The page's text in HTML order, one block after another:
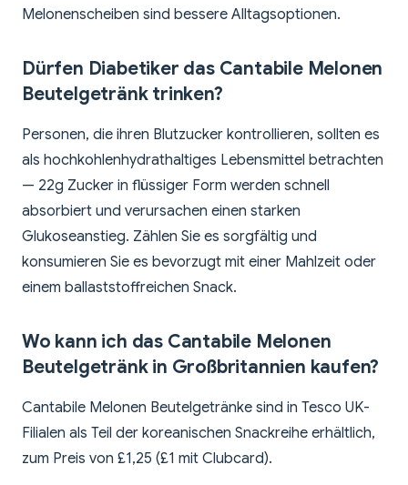
Melonenscheiben sind bessere Alltagsoptionen.
Dürfen Diabetiker das Cantabile Melonen
Beutelgetränk trinken?
Personen, die ihren Blutzucker kontrollieren, sollten es
als hochkohlenhydrathaltiges Lebensmittel betrachten
— 22g Zucker in flüssiger Form werden schnell
absorbiert und verursachen einen starken
Glukoseanstieg. Zählen Sie es sorgfältig und
konsumieren Sie es bevorzugt mit einer Mahlzeit oder
einem ballaststoffreichen Snack.
Wo kann ich das Cantabile Melonen
Beutelgetränk in Großbritannien kaufen?
Cantabile Melonen Beutelgetränke sind in Tesco UK-
Filialen als Teil der koreanischen Snackreihe erhältlich,
zum Preis von £1,25 (£1 mit Clubcard).